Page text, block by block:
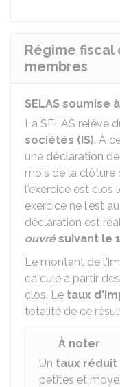
Régime fiscal
membres
SELAS soumise
La SELAS relève
sociétés (IS). À
une déclaration
mois de la clôture
l'exercice est clos
exercice ne l'est
déclaration est
ouvrésuivant le 1
Le montant de
calculé à partir
clos. Le taux
totalité de ce
À noter
Un taux réduit
petites et